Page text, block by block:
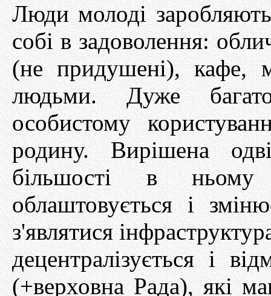
Люди молоді
собі в задоволення:
(не придушені), кафе,
людьми. Дуже
особистому
родину. Вирішена
більшості в
облаштовується і
з'являтися
децентралізується і
(+верховна Рада), які